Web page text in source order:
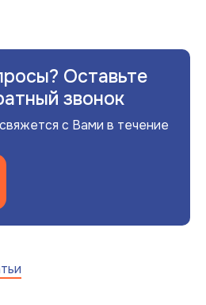
Оставьте
звонок
с Вами в течение